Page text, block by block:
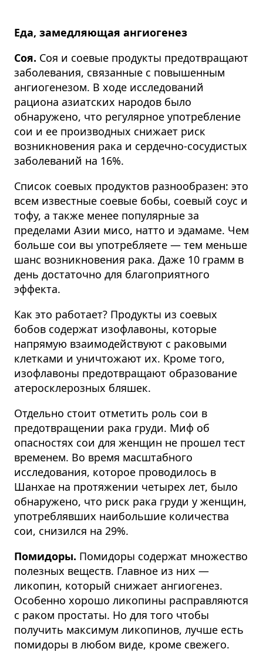
Еда, замедляющая ангиогенез
Соя. Соя и соевые продукты предотвращают
заболевания, связанные с повышенным
ангиогенезом. В ходе исследований
рациона азиатских народов было
обнаружено, что регулярное употребление
сои и ее производных снижает риск
возникновения рака и сердечно-­сосудистых
заболеваний на 16%.
Список соевых продуктов разнообразен: это
всем известные соевые бобы, соевый соус и
тофу, а также менее популярные за
пределами Азии мисо, натто и эдамаме. Чем
больше сои вы употребляете — тем меньше
шанс возникновения рака. Даже 10 грамм в
день достаточно для благоприятного
эффекта.
Как это работает? Продукты из соевых
бобов содержат изофлавоны, которые
напрямую взаимодействуют с раковыми
клетками и уничтожают их. Кроме того,
изофлавоны предотвращают образование
атеросклерозных бляшек.
Отдельно стоит отметить роль сои в
предотвращении рака груди. Миф об
опасностях сои для женщин не прошел тест
временем. Во время масштабного
исследования, которое проводилось в
Шанхае на протяжении четырех лет, было
обнаружено, что риск рака груди у женщин,
употреблявших наибольшие количества
сои, снизился на 29%.
Помидоры. Помидоры содержат множество
полезных веществ. Главное из них —
ликопин, который снижает ангиогенез.
Особенно хорошо ликопины расправляются
с раком простаты. Но для того чтобы
получить максимум ликопинов, лучше есть
помидоры в любом виде, кроме свежего.